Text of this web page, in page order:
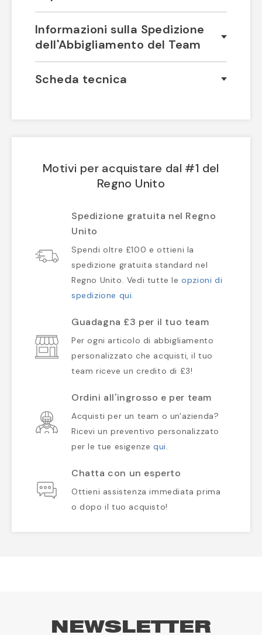
Informazioni sulla Spedizione
dell'Abbigliamento del Team
Scheda tecnica
Motivi per acquistare dal #1 del
Regno Unito
Spedizione gratuita nel Regno
Unito
Spendi oltre £100 e ottieni la
spedizione gratuita standard nel
Regno Unito. Vedi tutte leopzioni di
spedizione qui.
Guadagna £3 per il tuo team
Per ogni articolo di abbigliamento
personalizzato che acquisti, il tuo
team riceve un credito di £3!
Ordini all'ingrosso e per team
Acquisti per un team o un'azienda?
Ricevi un preventivo personalizzato
per le tue esigenze qui.
Chatta con un esperto
Ottieni assistenza immediata prima
o dopo il tuo acquisto!
NEWSLETTER